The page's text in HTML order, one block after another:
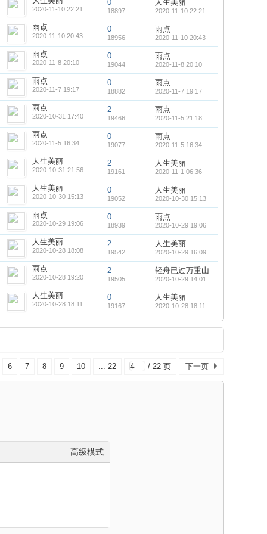
2020-11-10 22:21
0
18897
人生美丽
2020-11-10 22:21
雨点
2020-11-10 20:43
0
18956
雨点
2020-11-10 20:43
雨点
2020-11-8 20:10
0
19044
雨点
2020-11-8 20:10
雨点
2020-11-7 19:17
0
18882
雨点
2020-11-7 19:17
雨点
2020-10-31 17:40
2
19466
雨点
2020-11-5 21:18
雨点
2020-11-5 16:34
0
19077
雨点
2020-11-5 16:34
人生美丽
2020-10-31 21:56
2
19161
人生美丽
2020-11-1 06:36
人生美丽
2020-10-30 15:13
0
19052
人生美丽
2020-10-30 15:13
雨点
2020-10-29 19:06
0
18939
雨点
2020-10-29 19:06
人生美丽
2020-10-28 18:08
2
19542
人生美丽
2020-10-29 16:09
雨点
2020-10-28 19:20
2
19505
轻舟已过万重山
2020-10-29 14:01
人生美丽
2020-10-28 18:11
0
19167
人生美丽
2020-10-28 18:11
6 7 8 9 10 ... 22 / 22 页 下一页
高级模式